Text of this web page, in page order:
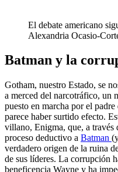
El debate americano
Alexandria Ocasio-
Batman y la
Gotham, nuestro Estado, se
a merced del narcotráfico, un
puesto en marcha por el
parece haber surtido efecto.
villano, Enigma, que, a través
proceso deductivo a Batman
verdadero origen de la ruina
de sus líderes. La corrupción
beneficencia Wayne y ha